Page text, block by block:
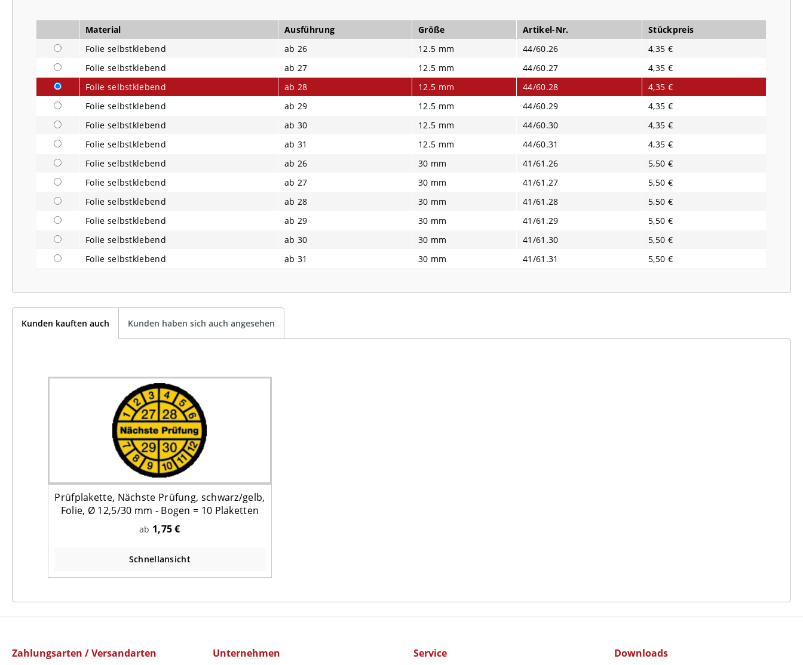
Material Ausführung Größe Artikel-Nr.
Stückpreis
Folie selbstklebend
ab 26 12.5 mm 44/60.26
4,35 €
Folie selbstklebend
ab 27 12.5 mm 44/60.27
4,35 €
Folie selbstklebend
ab 28 12.5 mm 44/60.28
4,35 €
Folie selbstklebend
ab 29 12.5 mm 44/60.29
4,35 €
Folie selbstklebend
ab 30 12.5 mm 44/60.30
4,35 €
Folie selbstklebend
ab 31 12.5 mm 44/60.31
4,35 €
Folie selbstklebend
ab 26 30 mm 41/61.26
5,50 €
Folie selbstklebend
ab 27 30 mm 41/61.27
5,50 €
Folie selbstklebend
ab 28 30 mm 41/61.28
5,50 €
Folie selbstklebend
ab 29 30 mm 41/61.29
5,50 €
Folie selbstklebend
ab 30 30 mm 41/61.30
5,50 €
Folie selbstklebend
ab 31 30 mm 41/61.31 5,50 €
Kunden kauften auch Kunden haben sich auch angesehen
Prüfplakette, Nächste Prüfung, schwarz/gelb,
Folie, Ø 12,5/30 mm - Bogen = 10 Plaketten
ab 1,75 €
Schnellansicht
Zahlungsarten / Versandarten Unternehmen Service Downloads